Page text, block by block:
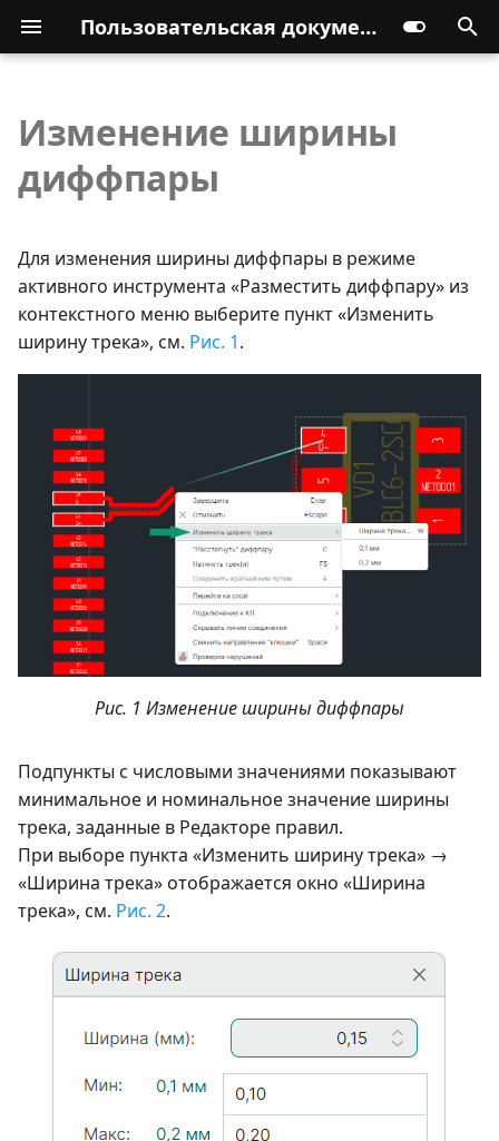
Пользовательская документация
Изменение ширины
диффпары
Для изменения ширины диффпары в режиме
активного инструмента «Разместить диффпару» из
контекстного меню выберите пункт «Изменить
ширину трека», см. Рис. 1.
Рис. 1 Изменение ширины диффпары
Подпункты с числовыми значениями показывают
минимальное и номинальное значение ширины
трека, заданные в Редакторе правил.
При выборе пункта «Изменить ширину трека» →
«Ширина трека» отображается окно «Ширина
трека», см. Рис. 2.